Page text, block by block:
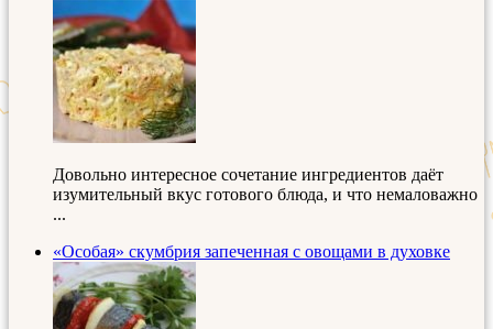
Довольно интересное сочетание ингредиентов даёт
изумительный вкус готового блюда, и что немаловажно
...
«Особая» скумбрия запеченная с овощами в духовке